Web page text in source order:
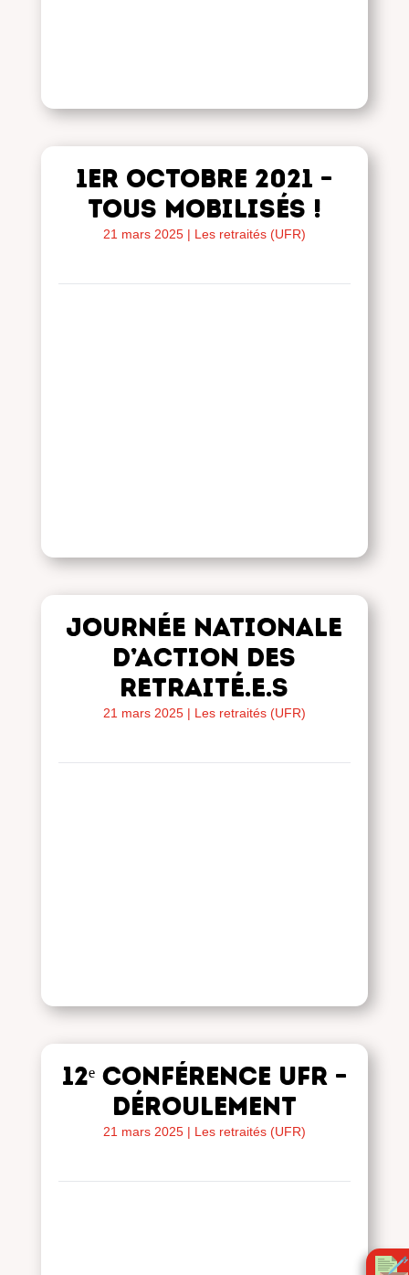
1er octobre 2021 –
Tous mobilisés !
21 mars 2025| Les retraités (UFR)
JOURNÉE NATIONALE
D’ACTION DES
RETRAITÉ.E.S
21 mars 2025| Les retraités (UFR)
12ᵉ Conférence UFR –
Déroulement
21 mars 2025| Les retraités (UFR)